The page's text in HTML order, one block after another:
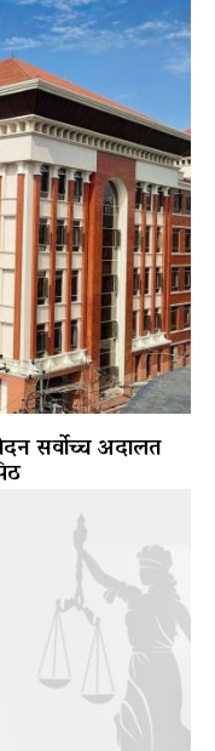
सर्वोच्च अदालत